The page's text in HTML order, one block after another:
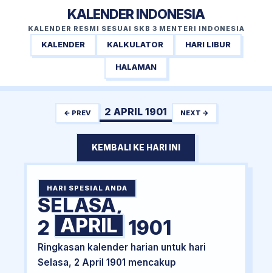
KALENDER INDONESIA
KALENDER RESMI SESUAI SKB 3 MENTERI INDONESIA
KALENDER KALKULATOR HARI LIBUR
HALAMAN
← PREV 2 APRIL 1901 NEXT →
KEMBALI KE HARI INI
HARI SPESIAL ANDA
SELASA,
2 APRIL 1901
Ringkasan kalender harian untuk hari
Selasa, 2 April 1901 mencakup